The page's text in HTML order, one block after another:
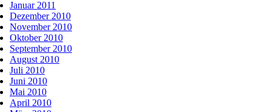
Januar 2011
Dezember 2010
November 2010
Oktober 2010
September 2010
August 2010
Juli 2010
Juni 2010
Mai 2010
April 2010